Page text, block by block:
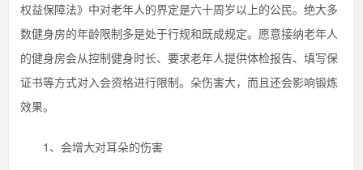
权益保障法》中对老年人的界定是六十周岁以上的公民。绝大多
数健身房的年龄限制多是处于行规和既成规定。愿意接纳老年人
的健身房会从控制健身时长、要求老年人提供体检报告、填写保
证书等方式对入会资格进行限制。朵伤害大，而且还会影响锻炼
效果。
1、会增大对耳朵的伤害